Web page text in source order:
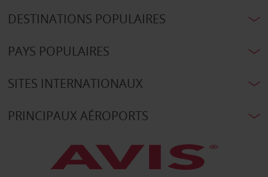
DESTINATIONS POPULAIRES
PAYS POPULAIRES
SITES INTERNATIONAUX
PRINCIPAUX AÉROPORTS